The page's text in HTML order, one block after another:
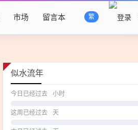
繁
市场 留言本
似水流年
今日已经过去 小时
这周已经过去 天